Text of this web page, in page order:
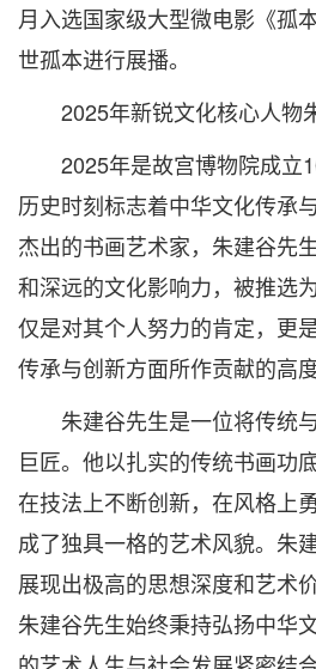
月入选国家级大型微电影《孤
世孤本进行展播。
2025年新锐文化核心人物
2025年是故宫博物院成立
历史时刻标志着中华文化传承
杰出的书画艺术家，朱建谷先
和深远的文化影响力，被推选
仅是对其个人努力的肯定，更
传承与创新方面所作贡献的高度
朱建谷先生是一位将传统
巨匠。他以扎实的传统书画功
在技法上不断创新，在风格上
成了独具一格的艺术风貌。朱
展现出极高的思想深度和艺术
朱建谷先生始终秉持弘扬中华